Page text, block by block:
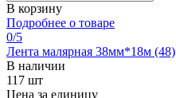
В корзину
Подробнее о товаре
0/5
Лента малярная 38мм*18м (48)
В наличии
117 шт
Цена за единицу